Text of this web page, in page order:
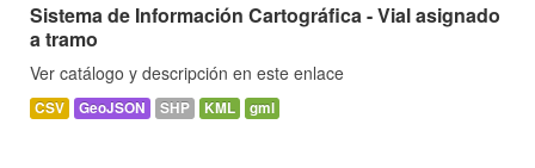
Sistema de Información Cartográfica - Vial asignado
a tramo
Ver catálogo y descripción en este enlace
CSV GeoJSON SHP KML gml